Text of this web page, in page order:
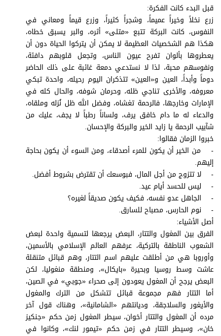
التعليم والمعرفة
الذكاء الاصطناعي
تغطيات
فيديو
بودكاست
إنفوجراف
قصة صورة
كاريكتير
برامج
عدد اليوم
مواقيت الصلاة
الأحوال الجوية
قبل البدء كانت الفكرة:
زرع نخلاً وخيراً عميماً، وشجراً كثيراً، وزرع قيماً ومعاني في
النفوس، كانت البركة تتبع «متلى» أثره، والبر يسبق خطاه،
هكذا هم الشخصيات العظيمة لا يمكن أن يتركوا الحياة دون أن
يعطروها بألوان تفرح عيون الناس، وتجعل قلوبهم دافئة،
ونفوسهم محبة، لذا لا نستدعي دمعة غائبة على ذلك الحاضر
دوماً وأبداً، العين و«العين» تتذكران اليوم رحيله، واحدة تبكي
معروفه، والأخرى تناجي ظله، وحرمان شوفه، والحال كله في
الإمارات وخارجها، فالرحمة تغشاه، وفضل الله ظل نُزله وملقاه،
والدعاء له ما دام خافق يرف، ولساناً رطباً لا يجف، عليك من
شآبيب الرحمة يا زايد الخير والبركة والإحسان.
خبروا الزمان فقالوا:
- من الخير أن يكون للمرء أصدقاء، ومن السوء أن يكون بحاجة
إليهم.
- لا تتزوج من أجل المال، فبوسعك أن تقترض بشروط أفضل.
- ليس للحسد أيام عيد.
- الجاهل عدو نفسه، فكيف يكون صديقاً لغيره؟
- نوم الحارس، مصباح للسارق.
أصل الأشياء:
الفرق بين المغول والتتار، البعض يرجعها لتسمية واحدة لبعض
الشعوب الناطقة بالتركية، عرفهم العالم الإسلامي بالأسمين،
وأوروبا هي من أطلقت عليهم اسم التتار، وهم قبائل متنقلة
عاشت وسط روسيا وبحيرة «بايكال»، ومنطقة منغوليا، لكن
البعض يرجح أن المغول يعودون إلى صحراء «جوبي» في الصين،
أما التتار فهم مجموعة قبائل تتشكل من الترك والمغول
والأيغور والسلاجقة، وديانتهم «الشامانية»، وهناك قول آخر
مرده أن المغول والتتار أخوان، سيطر المغول زمن حكم «جنكيز
خان»، وسيطر التتار في زمن حكم «تيمور لنك»، وكانوا في